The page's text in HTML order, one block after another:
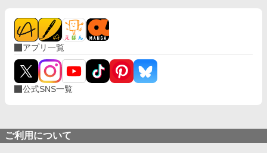
アプリ一覧
公式SNS一覧
ご利用について